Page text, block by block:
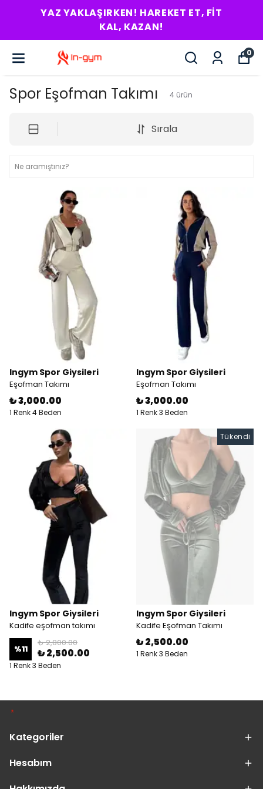
YAZ YAKLAŞIRKEN! HAREKET ET, FIT
KAL, KAZAN!
0
Spor Eşofman Takımı 4 ürün
Sırala
Ingym Spor Giysileri
Eşofman Takımı
₺ 3,000.00
1 Renk 4 Beden
Ingym Spor Giysileri
Eşofman Takımı
₺ 3,000.00
1 Renk 3 Beden
Ingym Spor Giysileri
Kadife eşofman takımı
%11
₺ 2,800.00
₺ 2,500.00
1 Renk 3 Beden
Tükendi
Ingym Spor Giysileri
Kadife Eşofman Takımı
₺ 2,500.00
1 Renk 3 Beden
Kategoriler
Hesabım